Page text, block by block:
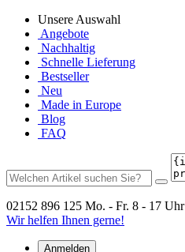
Unsere Auswahl
Angebote
Nachhaltig
Schnelle Lieferung
Bestseller
Neu
Made in Europe
Blog
FAQ
02152 896 125 Mo. - Fr. 8 - 17 Uhr
Wir helfen Ihnen gerne!
Anmelden